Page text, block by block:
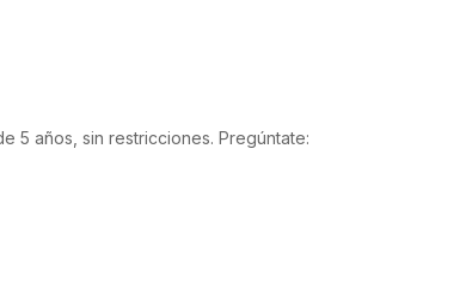
5 años, sin restricciones. Pregúntate: